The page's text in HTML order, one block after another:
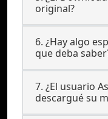
original?
6. ¿Hay algo
que deba
7. ¿El usuario
descargué su